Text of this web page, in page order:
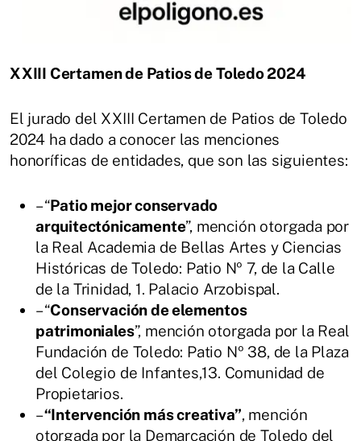
XXIII Certamen de Patios de Toledo 2024
El jurado del XXIII Certamen de Patios de Toledo
2024 ha dado a conocer las menciones
honoríficas de entidades, que son las siguientes:
– “Patio mejor conservado
arquitectónicamente”, mención otorgada por
la Real Academia de Bellas Artes y Ciencias
Históricas de Toledo: Patio Nº 7, de la Calle
de la Trinidad, 1. Palacio Arzobispal.
– “Conservación de elementos
patrimoniales”, mención otorgada por la Real
Fundación de Toledo: Patio Nº 38, de la Plaza
del Colegio de Infantes,13. Comunidad de
Propietarios.
–“Intervención más creativa”, mención
otorgada por la Demarcación de Toledo del